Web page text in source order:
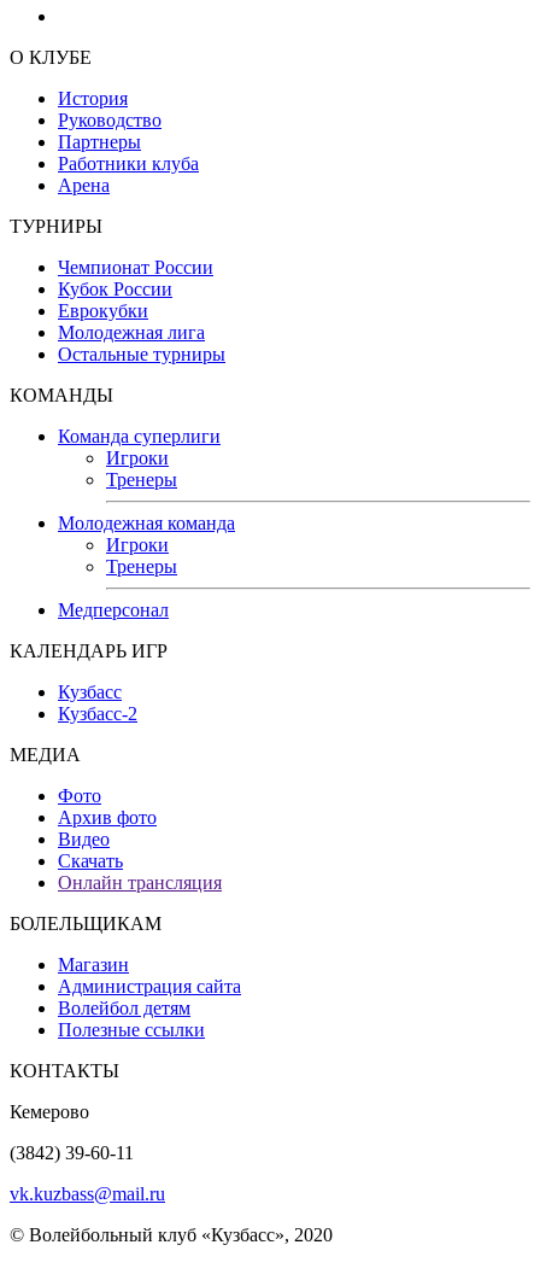
О КЛУБЕ
История
Руководство
Партнеры
Работники клуба
Арена
ТУРНИРЫ
Чемпионат России
Кубок России
Еврокубки
Молодежная лига
Остальные турниры
КОМАНДЫ
Команда суперлиги
Игроки
Тренеры
Молодежная команда
Игроки
Тренеры
Медперсонал
КАЛЕНДАРЬ ИГР
Кузбасс
Кузбасс-2
МЕДИА
Фото
Архив фото
Видео
Скачать
Онлайн трансляция
БОЛЕЛЬЩИКАМ
Магазин
Администрация сайта
Волейбол детям
Полезные ссылки
КОНТАКТЫ
Кемерово
(3842) 39-60-11
vk.kuzbass@mail.ru
© Волейбольный клуб «Кузбасс», 2020